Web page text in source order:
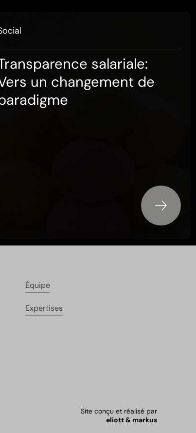
salariale:
un changement de
Équipe
Expertises
Site conçu et réalisé par
eliott & markus